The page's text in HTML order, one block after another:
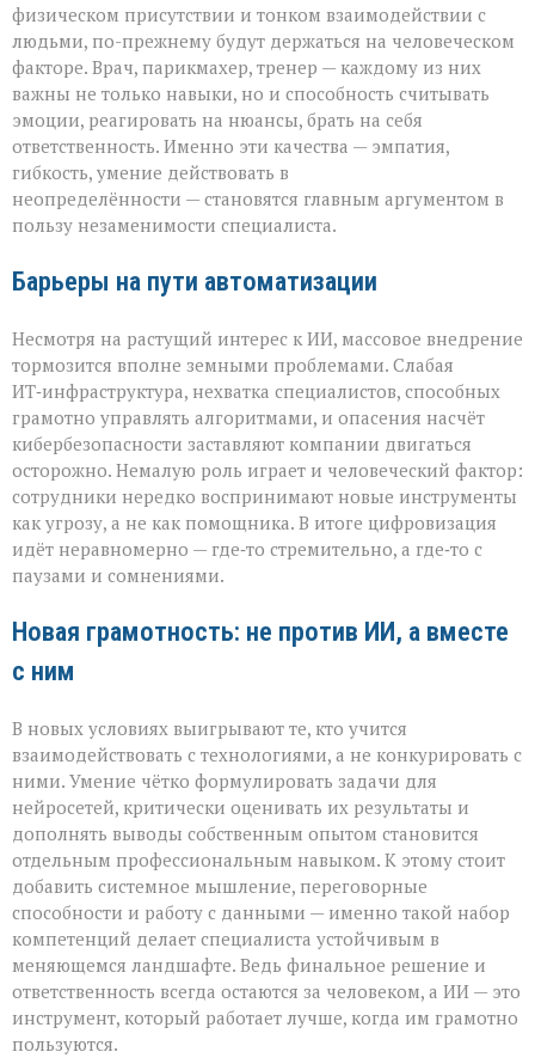
физическом присутствии и тонком взаимодействии с
людьми, по-прежнему будут держаться на человеческом
факторе. Врач, парикмахер, тренер — каждому из них
важны не только навыки, но и способность считывать
эмоции, реагировать на нюансы, брать на себя
ответственность. Именно эти качества — эмпатия,
гибкость, умение действовать в
неопределённости — становятся главным аргументом в
пользу незаменимости специалиста.
Барьеры на пути автоматизации
Несмотря на растущий интерес к ИИ, массовое внедрение
тормозится вполне земными проблемами. Слабая
ИТ‑инфраструктура, нехватка специалистов, способных
грамотно управлять алгоритмами, и опасения насчёт
кибербезопасности заставляют компании двигаться
осторожно. Немалую роль играет и человеческий фактор:
сотрудники нередко воспринимают новые инструменты
как угрозу, а не как помощника. В итоге цифровизация
идёт неравномерно — где‑то стремительно, а где‑то с
паузами и сомнениями.
Новая грамотность: не против ИИ, а вместе
с ним
В новых условиях выигрывают те, кто учится
взаимодействовать с технологиями, а не конкурировать с
ними. Умение чётко формулировать задачи для
нейросетей, критически оценивать их результаты и
дополнять выводы собственным опытом становится
отдельным профессиональным навыком. К этому стоит
добавить системное мышление, переговорные
способности и работу с данными — именно такой набор
компетенций делает специалиста устойчивым в
меняющемся ландшафте. Ведь финальное решение и
ответственность всегда остаются за человеком, а ИИ — это
инструмент, который работает лучше, когда им грамотно
пользуются.